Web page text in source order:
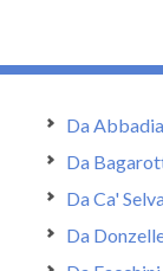
Da
Da
Da Ca'
Da